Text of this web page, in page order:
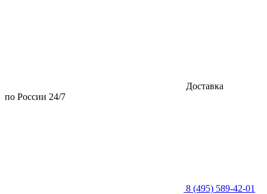
Доставка
по России 24/7
8 (495) 589-42-01